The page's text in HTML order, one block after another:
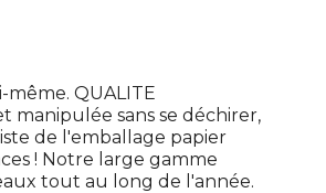
même. QUALITE
manipulée sans se déchirer,
de l'emballage papier
! Notre large gamme
tout au long de l'année.